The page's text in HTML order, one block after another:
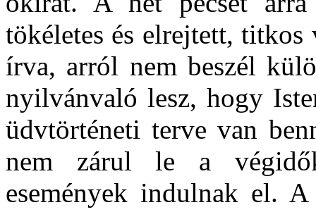
tökéletes és elrejtett,
írva, arról nem beszél
nyilvánvaló lesz, hogy
üdvtörténeti terve van
nem zárul le a
események indulnak el.